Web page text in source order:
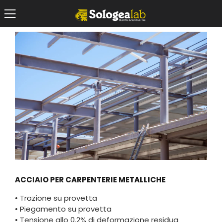
ACCIAIO PER CARPENTERIE METALLICHE
• Trazione su provetta
• Piegamento su provetta
• Tensione allo 0.2% di deformazione residua